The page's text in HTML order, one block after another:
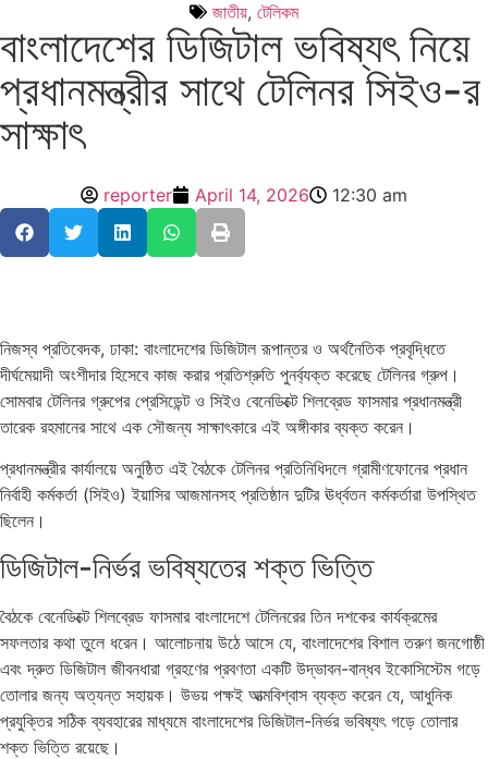
জাতীয়, টেলিকম
বাংলাদেশের ডিজিটাল ভবিষ্যৎ নিয়ে
প্রধানমন্ত্রীর সাথে টেলিনর সিইও-র
সাক্ষাৎ
reporter April 14, 2026 12:30 am
নিজস্ব প্রতিবেদক, ঢাকা: বাংলাদেশের ডিজিটাল রূপান্তর ও অর্থনৈতিক প্রবৃদ্ধিতে
দীর্ঘমেয়াদী অংশীদার হিসেবে কাজ করার প্রতিশ্রুতি পুনর্ব্যক্ত করেছে টেলিনর গ্রুপ।
সোমবার টেলিনর গ্রুপের প্রেসিডেন্ট ও সিইও বেনেডিক্টে শিলব্রেড ফাসমার প্রধানমন্ত্রী
তারেক রহমানের সাথে এক সৌজন্য সাক্ষাৎকারে এই অঙ্গীকার ব্যক্ত করেন।
প্রধানমন্ত্রীর কার্যালয়ে অনুষ্ঠিত এই বৈঠকে টেলিনর প্রতিনিধিদলে গ্রামীণফোনের প্রধান
নির্বাহী কর্মকর্তা (সিইও) ইয়াসির আজমানসহ প্রতিষ্ঠান দুটির ঊর্ধ্বতন কর্মকর্তারা উপস্থিত
ছিলেন।
ডিজিটাল-নির্ভর ভবিষ্যতের শক্ত ভিত্তি
বৈঠকে বেনেডিক্টে শিলব্রেড ফাসমার বাংলাদেশে টেলিনরের তিন দশকের কার্যক্রমের
সফলতার কথা তুলে ধরেন। আলোচনায় উঠে আসে যে, বাংলাদেশের বিশাল তরুণ জনগোষ্ঠী
এবং দ্রুত ডিজিটাল জীবনধারা গ্রহণের প্রবণতা একটি উদ্ভাবন-বান্ধব ইকোসিস্টেম গড়ে
তোলার জন্য অত্যন্ত সহায়ক। উভয় পক্ষই আত্মবিশ্বাস ব্যক্ত করেন যে, আধুনিক
প্রযুক্তির সঠিক ব্যবহারের মাধ্যমে বাংলাদেশের ডিজিটাল-নির্ভর ভবিষ্যৎ গড়ে তোলার
শক্ত ভিত্তি রয়েছে।